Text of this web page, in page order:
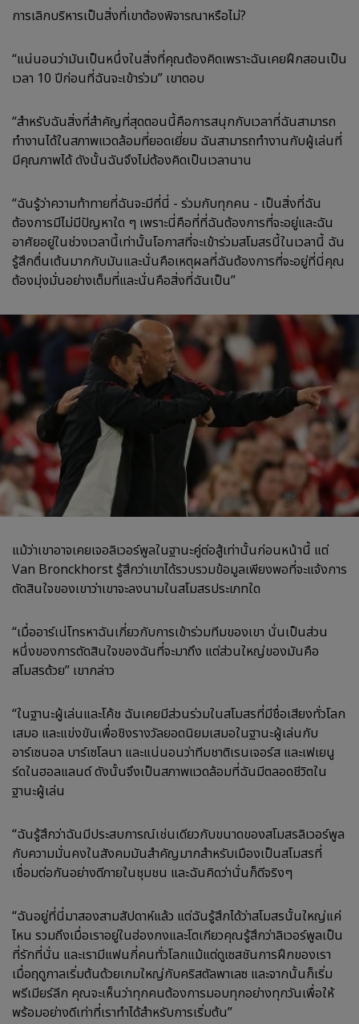
การเลิกบริหารเป็นสิ่งที่เขาต้องพิจารณาหรือไม่?
“แน่นอนว่ามันเป็นหนึ่งในสิ่งที่คุณต้องคิดเพราะฉันเคยฝึกสอนเป็น
เวลา 10 ปีก่อนที่ฉันจะเข้าร่วม” เขาตอบ
“สำหรับฉันสิ่งที่สำคัญที่สุดตอนนี้คือการสนุกกับเวลาที่ฉันสามารถ
ทำงานได้ในสภาพแวดล้อมที่ยอดเยี่ยม ฉันสามารถทำงานกับผู้เล่นที่
มีคุณภาพได้ ดังนั้นฉันจึงไม่ต้องคิดเป็นเวลานาน
“ฉันรู้ว่าความท้าทายที่ฉันจะมีที่นี่ - ร่วมกับทุกคน - เป็นสิ่งที่ฉัน
ต้องการมีไม่มีปัญหาใด ๆ เพราะนี่คือที่ที่ฉันต้องการที่จะอยู่และฉัน
อาศัยอยู่ในช่วงเวลานี้เท่านั้นโอกาสที่จะเข้าร่วมสโมสรนี้ในเวลานี้ ฉัน
รู้สึกตื่นเต้นมากกับมันและนั่นคือเหตุผลที่ฉันต้องการที่จะอยู่ที่นี่คุณ
ต้องมุ่งมั่นอย่างเต็มที่และนั่นคือสิ่งที่ฉันเป็น”
แม้ว่าเขาอาจเคยเจอลิเวอร์พูลในฐานะคู่ต่อสู้เท่านั้นก่อนหน้านี้ แต่
Van Bronckhorst รู้สึกว่าเขาได้รวบรวมข้อมูลเพียงพอที่จะแจ้งการ
ตัดสินใจของเขาว่าเขาจะลงนามในสโมสรประเภทใด
“เมื่ออาร์เน่โทรหาฉันเกี่ยวกับการเข้าร่วมทีมของเขา นั่นเป็นส่วน
หนึ่งของการตัดสินใจของฉันที่จะมาถึง แต่ส่วนใหญ่ของมันคือ
สโมสรด้วย” เขากล่าว
“ในฐานะผู้เล่นและโค้ช ฉันเคยมีส่วนร่วมในสโมสรที่มีชื่อเสียงทั่วโลก
เสมอ และแข่งขันเพื่อชิงรางวัลยอดนิยมเสมอในฐานะผู้เล่นกับ
อาร์เซนอล บาร์เซโลนา และแน่นอนว่าทีมชาติเรนเจอร์ส และเฟเยนู
ร์ดในฮอลแลนด์ ดังนั้นจึงเป็นสภาพแวดล้อมที่ฉันมีตลอดชีวิตใน
ฐานะผู้เล่น
“ฉันรู้สึกว่าฉันมีประสบการณ์เช่นเดียวกับขนาดของสโมสรลิเวอร์พูล
กับความมั่นคงในสังคมมันสำคัญมากสำหรับเมืองเป็นสโมสรที่
เชื่อมต่อกันอย่างดีภายในชุมชน และฉันคิดว่านั่นก็ดีจริงๆ
“ฉันอยู่ที่นี่มาสองสามสัปดาห์แล้ว แต่ฉันรู้สึกได้ว่าสโมสรนั้นใหญ่แค่
ไหน รวมถึงเมื่อเราอยู่ในฮ่องกงและโตเกียวคุณรู้สึกว่าลิเวอร์พูลเป็น
ที่รักที่นั่น และเรามีแฟนกี่คนทั่วโลกแม้แต่ดูเซสชันการฝึกของเรา
เมื่อฤดูกาลเริ่มต้นด้วยเกมใหญ่กับคริสตัลพาเลซ และจากนั้นก็เริ่ม
พรีเมียร์ลีก คุณจะเห็นว่าทุกคนต้องการมอบทุกอย่างทุกวันเพื่อให้
พร้อมอย่างดีเท่าที่เราทำได้สำหรับการเริ่มต้น”